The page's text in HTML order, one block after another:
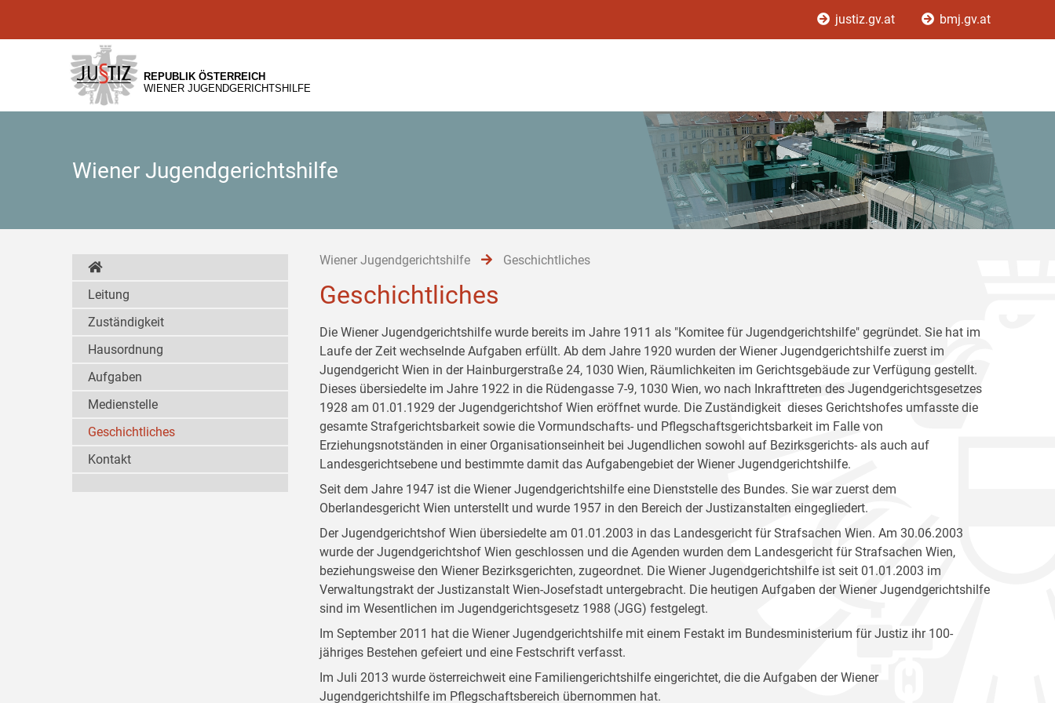
[1]
[2]
[3]
justiz.gv.at bmj.gv.at
REPUBLIK ÖSTERREICH
WIENER JUGENDGERICHTSHILFE
Wiener Jugendgerichtshilfe
Wiener Jugendgerichtshilfe Geschichtliches
Geschichtliches
Die Wiener Jugendgerichtshilfe wurde bereits im Jahre 1911 als "Komitee für Jugendgerichtshilfe" gegründet. Sie hat im
Laufe der Zeit wechselnde Aufgaben erfüllt. Ab dem Jahre 1920 wurden der Wiener Jugendgerichtshilfe zuerst im
Jugendgericht Wien in der Hainburgerstraße 24, 1030 Wien, Räumlichkeiten im Gerichtsgebäude zur Verfügung gestellt.
Dieses übersiedelte im Jahre 1922 in die Rüdengasse 7-9, 1030 Wien, wo nach Inkrafttreten des Jugendgerichtsgesetzes
1928 am 01.01.1929 der Jugendgerichtshof Wien eröffnet wurde. Die Zuständigkeit dieses Gerichtshofes umfasste die
gesamte Strafgerichtsbarkeit sowie die Vormundschafts- und Pflegschaftsgerichtsbarkeit im Falle von
Erziehungsnotständen in einer Organisationseinheit bei Jugendlichen sowohl auf Bezirksgerichts- als auch auf
Landesgerichtsebene und bestimmte damit das Aufgabengebiet der Wiener Jugendgerichtshilfe.
Seit dem Jahre 1947 ist die Wiener Jugendgerichtshilfe eine Dienststelle des Bundes. Sie war zuerst dem
Oberlandesgericht Wien unterstellt und wurde 1957 in den Bereich der Justizanstalten eingegliedert.
Der Jugendgerichtshof Wien übersiedelte am 01.01.2003 in das Landesgericht für Strafsachen Wien. Am 30.06.2003
wurde der Jugendgerichtshof Wien geschlossen und die Agenden wurden dem Landesgericht für Strafsachen Wien,
beziehungsweise den Wiener Bezirksgerichten, zugeordnet. Die Wiener Jugendgerichtshilfe ist seit 01.01.2003 im
Verwaltungstrakt der Justizanstalt Wien-Josefstadt untergebracht. Die heutigen Aufgaben der Wiener Jugendgerichtshilfe
sind im Wesentlichen im Jugendgerichtsgesetz 1988 (JGG) festgelegt.
Im September 2011 hat die Wiener Jugendgerichtshilfe mit einem Festakt im Bundesministerium für Justiz ihr 100-
jähriges Bestehen gefeiert und eine Festschrift verfasst.
Im Juli 2013 wurde österreichweit eine Familiengerichtshilfe eingerichtet, die die Aufgaben der Wiener
Jugendgerichtshilfe im Pflegschaftsbereich übernommen hat.
Leitung
Zuständigkeit
Hausordnung
Aufgaben
Medienstelle
Geschichtliches
Kontakt